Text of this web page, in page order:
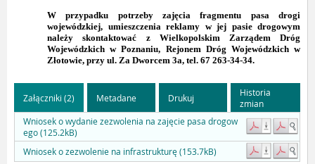
W przypadku potrzeby zajęcia fragmentu pasa drogi
wojewódzkiej, umieszczenia reklamy w jej pasie drogowym
należy skontaktować z Wielkopolskim Zarządem Dróg
Wojewódzkich w Poznaniu, Rejonem Dróg Wojewódzkich w
Złotowie, przy ul. Za Dworcem 3a, tel. 67 263-34-34.
Załączniki (2) Metadane Drukuj
Historia
zmian
Wniosek o wydanie zezwolenia na zajęcie pasa drogow
ego (125.2kB)
Wniosek o zezwolenie na infrastrukturę (153.7kB)